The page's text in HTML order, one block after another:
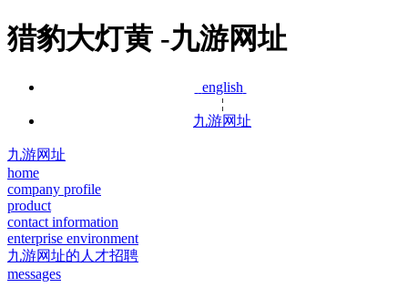
猎豹大灯黄 -九游网址
english
¦
九游网址
九游网址
home
company profile
product
contact information
enterprise environment
九游网址的人才招聘
messages